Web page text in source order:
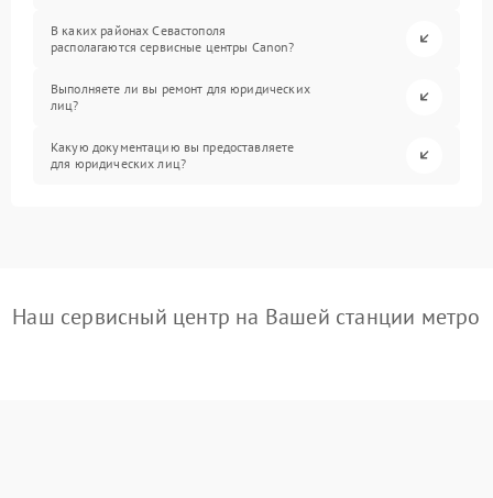
В каких районах Севастополя
располагаются сервисные центры Canon?
Выполняете ли вы ремонт для юридических
лиц?
Какую документацию вы предоставляете
для юридических лиц?
Наш сервисный центр на Вашей станции метро